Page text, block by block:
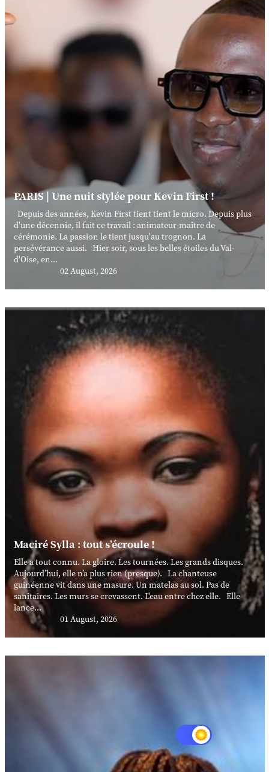
PARIS | Une nuit stylée pour Kevin First !
Depuis des années, Kevin First tient tient le micro. Depuis plus
d'une décennie, il fait ce travail : animateur-maître de
cérémonie. La passion le tient jusqu'au trognon. La
persévérance aussi. Hier soir, sous les belles étoiles du Val-
d'Oise, en...
02 August, 2026
Maciré Sylla : tout s’écroule !
Elle a tout connu. La gloire. Les tournées. Les grands disques.
Aujourd’hui, elle n’a plus rien (presque). La chanteuse
guinéenne vit dans une masure. Un matelas au sol. Pas de
sanitaires. Les murs se crevassent. L'eau entre chez elle. Elle
lance...
01 August, 2026